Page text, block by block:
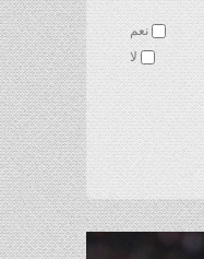
نعم
لا